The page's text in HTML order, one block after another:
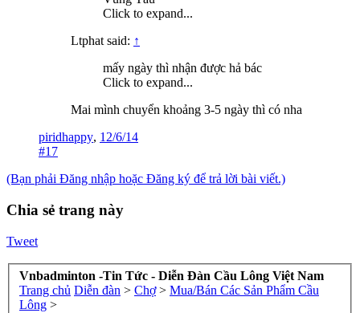
Click to expand...
Ltphat said: ↑
mấy ngày thì nhận được hả bác
Click to expand...
Mai mình chuyển khoảng 3-5 ngày thì có nha
piridhappy, 12/6/14
#17
(Bạn phải Đăng nhập hoặc Đăng ký để trả lời bài viết.)
Chia sẻ trang này
Tweet
Vnbadminton -Tin Tức - Diễn Đàn Cầu Lông Việt Nam
Trang chủ Diễn đàn > Chợ > Mua/Bán Các Sản Phẩm Cầu
Lông >